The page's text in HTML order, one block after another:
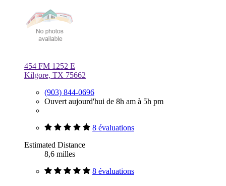
454 FM 1252 E
Kilgore, TX 75662
(903) 844-0696
Ouvert aujourd'hui de 8h am à 5h pm
8 évaluations
Estimated Distance
8,6 milles
8 évaluations